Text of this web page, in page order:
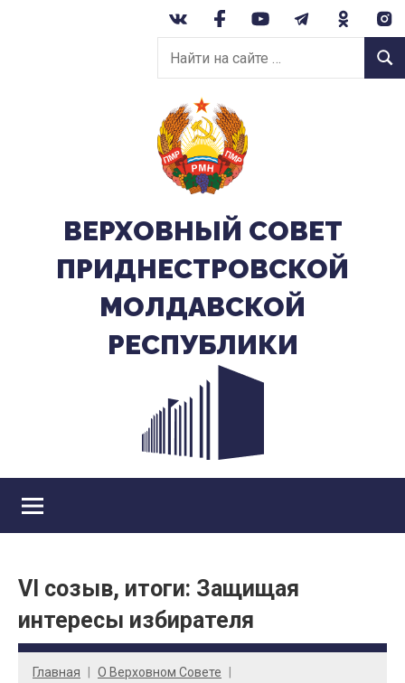
Найти
на
сайте:
ВЕРХОВНЫЙ CОВЕТ
ПРИДНЕСТРОВСКОЙ
МОЛДАВСКОЙ
РЕСПУБЛИКИ
VI созыв, итоги: Защищая
интересы избирателя
Главная
О Верховном Совете